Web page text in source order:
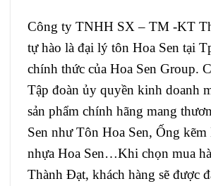
Công ty TNHH SX – TM -KT
tự hào là đại lý tôn Hoa Sen tại
chính thức của Hoa Sen Group.
Tập đoàn ủy quyền kinh doanh
sản phẩm chính hãng mang
Sen như Tôn Hoa Sen, Ống kẽm
nhựa Hoa Sen…Khi chọn mua
Thành Đạt, khách hàng sẽ được